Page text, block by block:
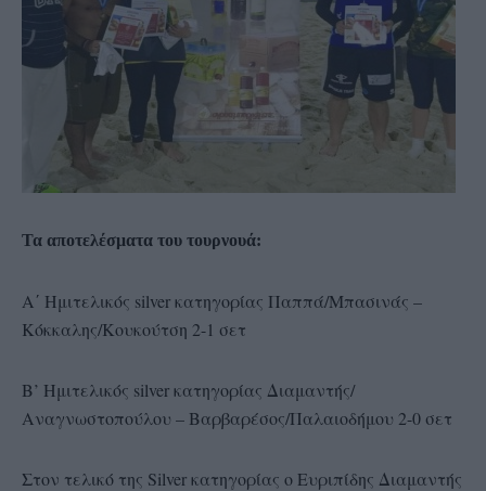
Τα αποτελέσματα του τουρνουά:
Α΄ Ημιτελικός silver κατηγορίας Παππά/Μπασινάς –
Κόκκαλης/Κουκούτση 2-1 σετ
Β’ Ημιτελικός silver κατηγορίας Διαμαντής/
Αναγνωστοπούλου – Βαρβαρέσος/Παλαιοδήμου 2-0 σετ
Στον τελικό της Silver κατηγορίας ο Ευριπίδης Διαμαντής